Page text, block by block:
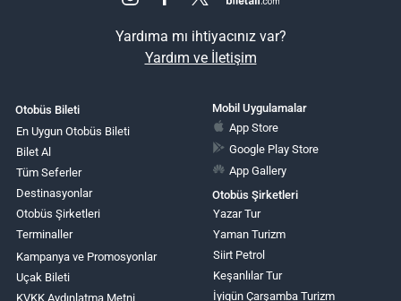
Yardıma mı ihtiyacınız var?
Yardım ve İletişim
Otobüs Bileti
En Uygun Otobüs Bileti
Bilet Al
Tüm Seferler
Destinasyonlar
Otobüs Şirketleri
Terminaller
Kampanya ve Promosyonlar
Uçak Bileti
KVKK Aydınlatma Metni
Mobil Uygulamalar
App Store
Google Play Store
App Gallery
Otobüs Şirketleri
Yazar Tur
Yaman Turizm
Siirt Petrol
Keşanlılar Tur
İyigün Çarşamba Turizm